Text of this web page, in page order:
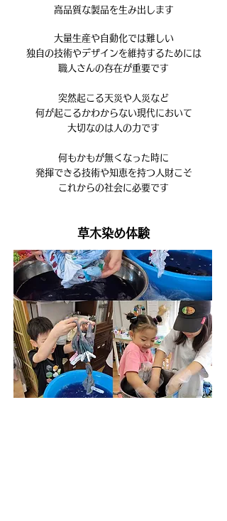
高品質な製品を生み出します
大量生産や自動化では難しい
独自の技術やデザインを維持するためには
職人さんの存在が重要です
突然起こる天災や人災など
何が起こるかわからない現代において
大切なのは人の力です
何もかもが無くなった時に
発揮できる技術や知恵を持つ人財こそ
​これからの社会に必要です
​草木染め体験